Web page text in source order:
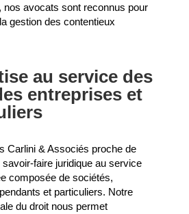
nos avocats sont reconnus pour
gestion des contentieux
au service des
entreprises et
Carlini & Associés proche de
faire juridique au service
composée de sociétés,
et particuliers. Notre
du droit nous permet